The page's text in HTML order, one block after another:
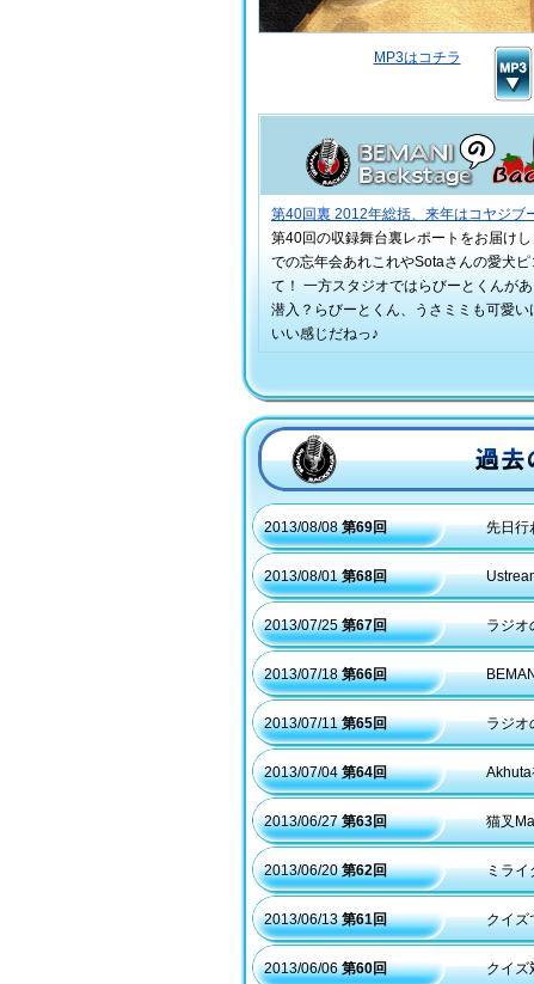
MP3はコチラ
第40回裏 2012年総括、来年はコヤジブ
第40回の収録舞台裏レポートをお届け
での忘年会あれこれやSotaさんの愛犬
て！ 一方スタジオではらびーとくんが
潜入？らびーとくん、うさミミも可愛い
いい感じだねっ♪
過去のラジオはこちらから
2013/08/08第69回 先日行
2013/08/01第68回
2013/07/25第67回 ラジオ
2013/07/18第66回
2013/07/11第65回 ラジオ
2013/07/04第64回
2013/06/27第63回 猫叉
2013/06/20第62回 ミライ
2013/06/13第61回 クイズ
2013/06/06第60回 クイズ